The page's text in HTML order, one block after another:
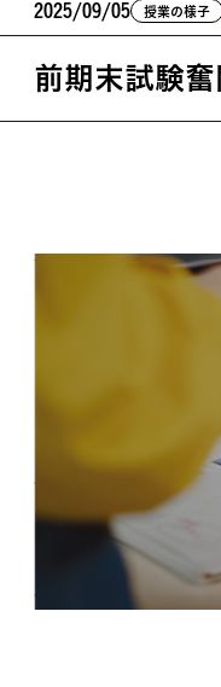
学校案内
就職・資格
MOVIE
卒業生のみなさま
資料請求
交通アクセス
2025/09/05 授業の様子
前期末試験奮